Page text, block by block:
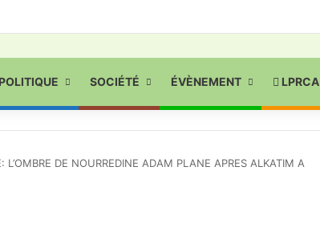
POLITIQUE SOCIÉTÉ ÉVÈNEMENT LPRCA
L’OMBRE DE NOURREDINE ADAM PLANE APRES ALKATIM A